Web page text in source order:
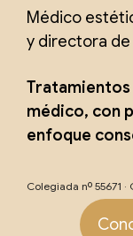
Médico
y directora de
médico, con
enfoque
Colegiada nº 55671